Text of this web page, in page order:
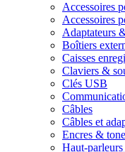
Accessoires
Accessoires
Adaptateurs
Boîtiers
Caisses
Claviers &
Clés USB
Câbles
Câbles et
Encres &
Haut-parleurs